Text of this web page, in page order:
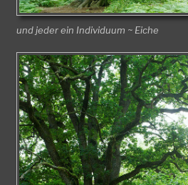
und jeder ein Individuum ~ Eiche